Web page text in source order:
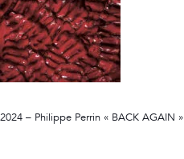
2024 – Philippe Perrin « BACK AGAIN »